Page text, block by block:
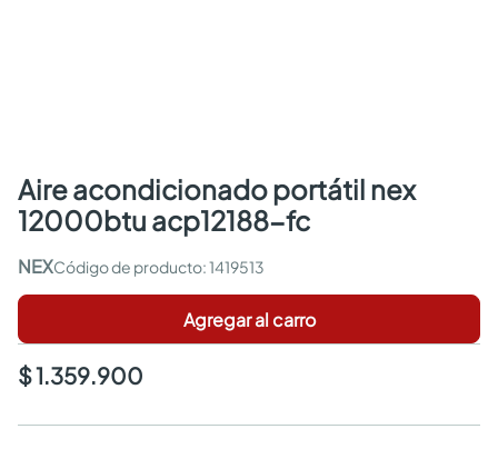
aire acondicionado portátil nex
12000btu acp12188-fc
NEX :1419513
Agregar al carro
$ 1.359.900